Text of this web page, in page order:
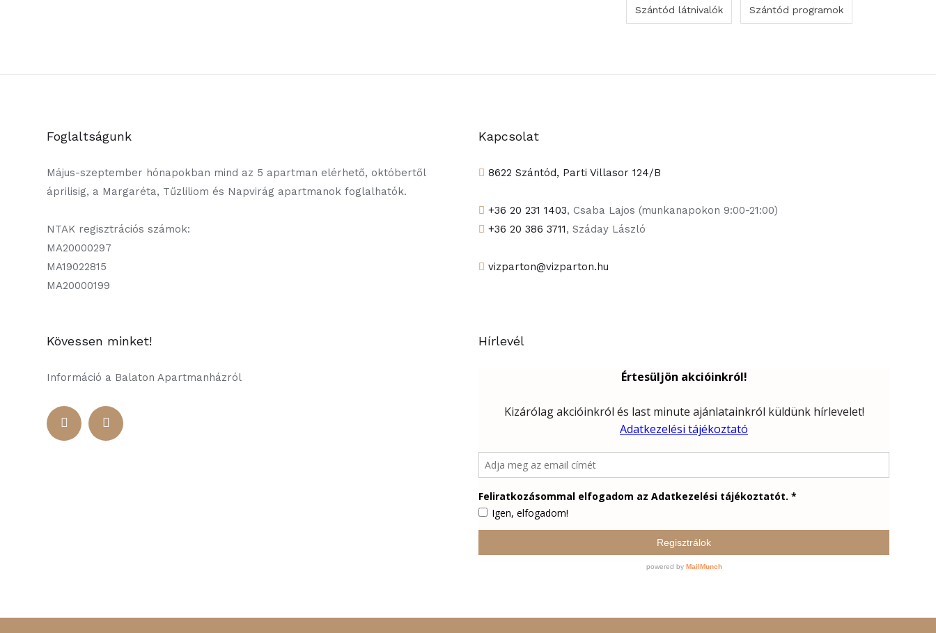
Szántód látnivalók Szántód programok
Foglaltságunk
Május-szeptember hónapokban mind az 5 apartman elérhető, októbertől
áprilisig, a Margaréta, Tűzliliom és Napvirág apartmanok foglalhatók.
NTAK regisztrációs számok:
MA20000297
MA19022815
MA20000199
Kapcsolat
8622 Szántód, Parti Villasor 124/B
+36 20 231 1403, Csaba Lajos (munkanapokon 9:00-21:00)
+36 20 386 3711, Száday László
vizparton@vizparton.hu
Kövessen minket!
Információ a Balaton Apartmanházról
Hírlevél